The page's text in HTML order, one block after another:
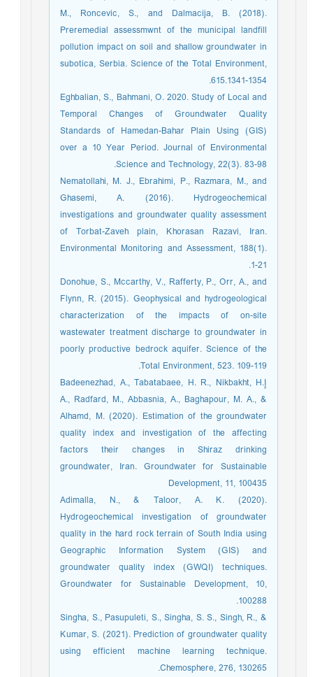
M., Roncevic, S., and Dalmacija, B. (2018).
Preremedial assessmwnt of the municipal landfill
pollution impact on soil and shallow groundwater in
subotica, Serbia. Science of the Total Environment,
615.1341-1354.
Eghbalian, S., Bahmani, O. 2020. Study of Local and
Temporal Changes of Groundwater Quality
Standards of Hamedan-Bahar Plain Using (GIS)
over a 10 Year Period. Journal of Environmental
Science and Technology, 22(3). 83-98.
Nematollahi, M. J., Ebrahimi, P., Razmara, M., and
Ghasemi, A. (2016). Hydrogeochemical
investigations and groundwater quality assessment
of Torbat-Zaveh plain, Khorasan Razavi, Iran.
Environmental Monitoring and Assessment, 188(1).
1-21.
Donohue, S., Mccarthy, V., Rafferty, P., Orr, A., and
Flynn, R. (2015). Geophysical and hydrogeological
characterization of the impacts of on-site
wastewater treatment discharge to groundwater in
poorly productive bedrock aquifer. Science of the
Total Environment, 523. 109-119.
إBadeenezhad, A., Tabatabaee, H. R., Nikbakht, H.
A., Radfard, M., Abbasnia, A., Baghapour, M. A., &
Alhamd, M. (2020). Estimation of the groundwater
quality index and investigation of the affecting
factors their changes in Shiraz drinking
groundwater, Iran. Groundwater for Sustainable
Development, 11, 100435
Adimalla, N., & Taloor, A. K. (2020).
Hydrogeochemical investigation of groundwater
quality in the hard rock terrain of South India using
Geographic Information System (GIS) and
groundwater quality index (GWQI) techniques.
Groundwater for Sustainable Development, 10,
100288.‏
Singha, S., Pasupuleti, S., Singha, S. S., Singh, R., &
Kumar, S. (2021). Prediction of groundwater quality
using efficient machine learning technique.
Chemosphere, 276, 130265.‏